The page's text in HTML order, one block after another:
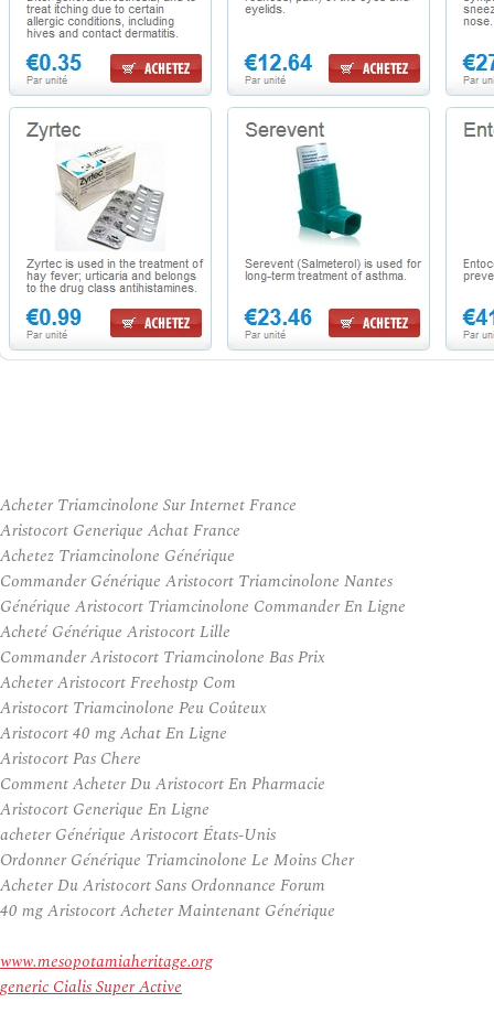
Acheter Triamcinolone Sur Internet France
Aristocort Generique Achat France
Achetez Triamcinolone Générique
Commander Générique Aristocort Triamcinolone Nantes
Générique Aristocort Triamcinolone Commander En Ligne
Acheté Générique Aristocort Lille
Commander Aristocort Triamcinolone Bas Prix
Acheter Aristocort Freehostp Com
Aristocort Triamcinolone Peu Coûteux
Aristocort 40 mg Achat En Ligne
Aristocort Pas Chere
Comment Acheter Du Aristocort En Pharmacie
Aristocort Generique En Ligne
acheter Générique Aristocort États-Unis
Ordonner Générique Triamcinolone Le Moins Cher
Acheter Du Aristocort Sans Ordonnance Forum
40 mg Aristocort Acheter Maintenant Générique
www.mesopotamiaheritage.org
generic Cialis Super Active